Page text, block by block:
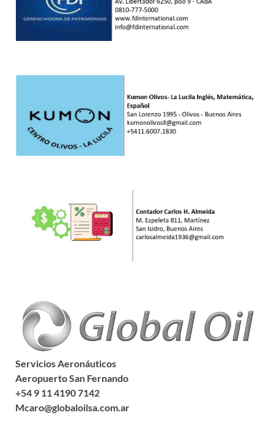
Servicios Aeronáuticos
Aeropuerto San Fernando
+54 9 11 4190 7142
Mcaro@globaloilsa.com.ar